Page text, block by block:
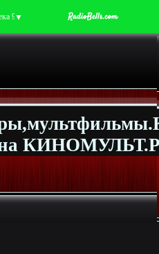
90-х
▼
на